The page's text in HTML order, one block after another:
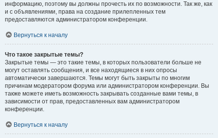
информацию, поэтому вы должны прочесть их по возможности. Так же, как
и с объявлениями, права на создание прилепленных тем
предоставляются администратором конференции.
Вернуться к началу
Что такое закрытые темы?
Закрытые темы — это такие темы, в которых пользователи больше не
могут оставлять сообщения, и все находящиеся в них опросы
автоматически завершаются. Темы могут быть закрыты по многим
причинам модератором форума или администратором конференции. Вы
также можете иметь возможность закрывать созданные вами темы, в
зависимости от прав, предоставленных вам администратором
конференции.
Вернуться к началу